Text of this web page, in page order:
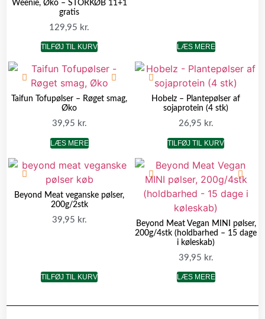
Weenie, Øko – STORKØB 11+1
gratis
129,95 kr.
TILFØJ TIL KURV LÆS MERE
Taifun Tofupølser – Røget smag,
Øko
39,95 kr.
LÆS MERE
Hobelz – Plantepølser af
sojaprotein (4 stk)
26,95 kr.
TILFØJ TIL KURV
Beyond Meat veganske pølser,
200g/2stk
39,95 kr.
TILFØJ TIL KURV
Beyond Meat Vegan MINI pølser,
200g/4stk (holdbarhed – 15 dage
i køleskab)
39,95 kr.
LÆS MERE